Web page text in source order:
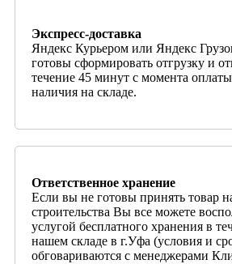
Экспресс-доставка
Яндекс Курьером или Яндекс
готовы сформировать отгрузку и
течение 45 минут с момента
наличия на складе.
Ответственное хранение
Если вы не готовы принять товар
строительства Вы все можете
услугой бесплатного хранения в
нашем складе в г.Уфа (условия и
обговариваются с менеджерами